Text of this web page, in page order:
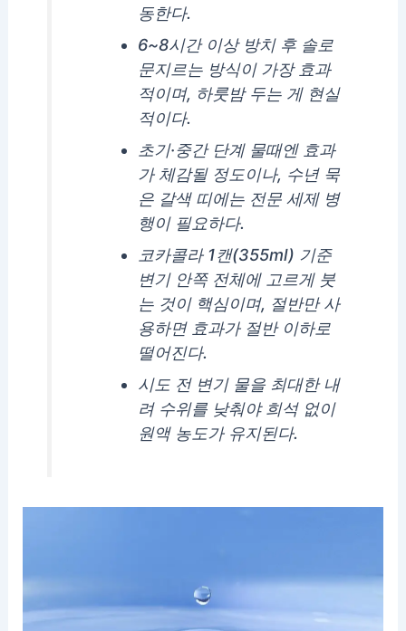
동한다.
6~8시간 이상 방치 후 솔로
문지르는 방식이 가장 효과
적이며, 하룻밤 두는 게 현실
적이다.
초기·중간 단계 물때엔 효과
가 체감될 정도이나, 수년 묵
은 갈색 띠에는 전문 세제 병
행이 필요하다.
코카콜라 1캔(355ml) 기준
변기 안쪽 전체에 고르게 붓
는 것이 핵심이며, 절반만 사
용하면 효과가 절반 이하로
떨어진다.
시도 전 변기 물을 최대한 내
려 수위를 낮춰야 희석 없이
원액 농도가 유지된다.